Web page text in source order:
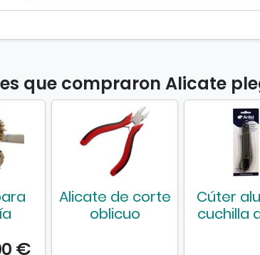
que compraron Alicate
€
Alicate de corte
oblicuo
Cúter
cuchilla